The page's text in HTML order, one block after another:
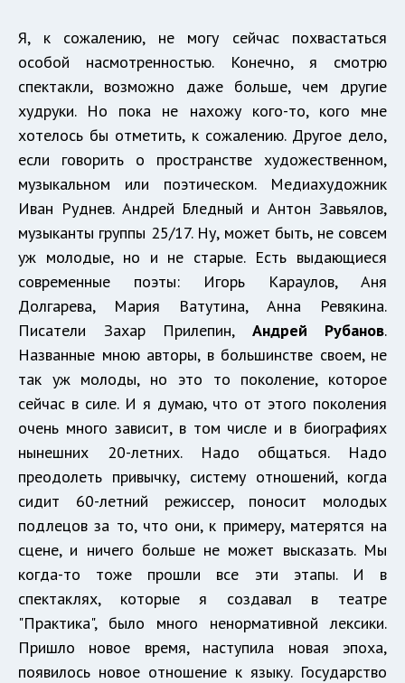
Я, к сожалению, не могу сейчас похвастаться
особой насмотренностью. Конечно, я смотрю
спектакли, возможно даже больше, чем другие
худруки. Но пока не нахожу кого-то, кого мне
хотелось бы отметить, к сожалению. Другое дело,
если говорить о пространстве художественном,
музыкальном или поэтическом. Медиахудожник
Иван Руднев. Андрей Бледный и Антон Завьялов,
музыканты группы 25/17. Ну, может быть, не совсем
уж молодые, но и не старые. Есть выдающиеся
современные поэты: Игорь Караулов, Аня
Долгарева, Мария Ватутина, Анна Ревякина.
Писатели Захар Прилепин, Андрей Рубанов.
Названные мною авторы, в большинстве своем, не
так уж молоды, но это то поколение, которое
сейчас в силе. И я думаю, что от этого поколения
очень много зависит, в том числе и в биографиях
нынешних 20-летних. Надо общаться. Надо
преодолеть привычку, систему отношений, когда
сидит 60-летний режиссер, поносит молодых
подлецов за то, что они, к примеру, матерятся на
сцене, и ничего больше не может высказать. Мы
когда-то тоже прошли все эти этапы. И в
спектаклях, которые я создавал в театре
"Практика", было много ненормативной лексики.
Пришло новое время, наступила новая эпоха,
появилось новое отношение к языку. Государство